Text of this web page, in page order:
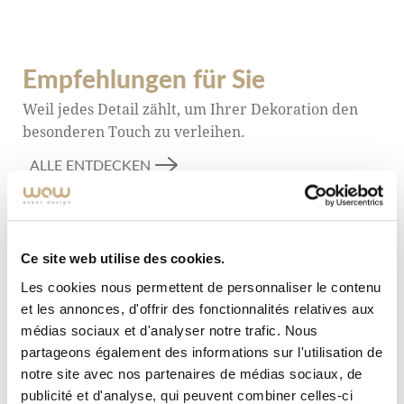
Ce site web utilise des cookies.
Les cookies nous permettent de personnaliser le contenu
et les annonces, d'offrir des fonctionnalités relatives aux
médias sociaux et d'analyser notre trafic. Nous
partageons également des informations sur l'utilisation de
notre site avec nos partenaires de médias sociaux, de
publicité et d'analyse, qui peuvent combiner celles-ci
Empfehlungen für Sie
Weil jedes Detail zählt, um Ihrer Dekoration den
besonderen Touch zu verleihen.
ALLE ENTDECKEN